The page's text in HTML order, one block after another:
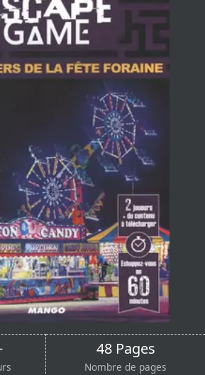
48 Pages
Nombre de pages